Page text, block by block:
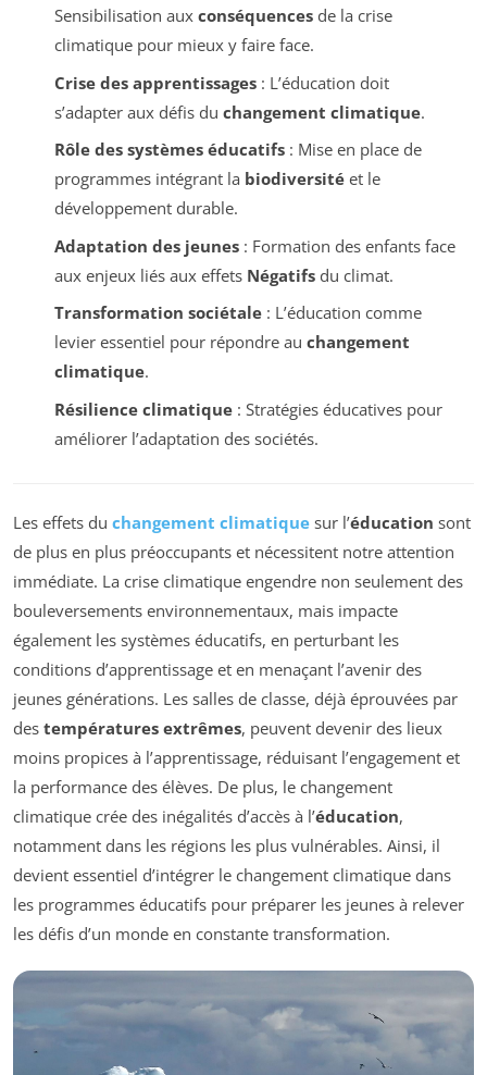
Sensibilisation aux conséquencesde la crise
climatique pour mieux y faire face.
Crise des apprentissages: L’éducation doit
s’adapter aux défis du changement climatique.
Rôle des systèmes éducatifs: Mise en place de
programmes intégrant la biodiversitéet le
développement durable.
Adaptation des jeunes: Formation des enfants face
aux enjeux liés aux effets Négatifsdu climat.
Transformation sociétale: L’éducation comme
levier essentiel pour répondre au changement
climatique.
Résilience climatique: Stratégies éducatives pour
améliorer l’adaptation des sociétés.
Les effets du changement climatique sur l’éducation sont
de plus en plus préoccupants et nécessitent notre attention
immédiate. La crise climatique engendre non seulement des
bouleversements environnementaux, mais impacte
également les systèmes éducatifs, en perturbant les
conditions d’apprentissage et en menaçant l’avenir des
jeunes générations. Les salles de classe, déjà éprouvées par
des températures extrêmes, peuvent devenir des lieux
moins propices à l’apprentissage, réduisant l’engagement et
la performance des élèves. De plus, le changement
climatique crée des inégalités d’accès à l’éducation,
notamment dans les régions les plus vulnérables. Ainsi, il
devient essentiel d’intégrer le changement climatique dans
les programmes éducatifs pour préparer les jeunes à relever
les défis d’un monde en constante transformation.